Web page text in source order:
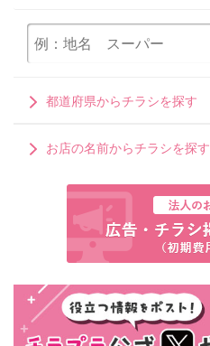
都道府県からチラシを探す
お店の名前からチラシを探す